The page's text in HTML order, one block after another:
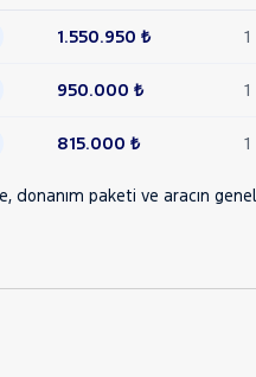
1.550.950 ₺ 1
950.000 ₺ 1
815.000 ₺ 1
donanım paketi ve aracın